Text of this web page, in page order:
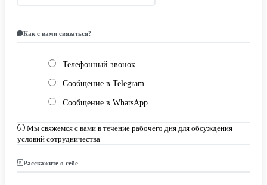
Как с вами связаться?
Телефонный звонок
Сообщение в Telegram
Сообщение в WhatsApp
Мы свяжемся с вами в течение рабочего дня для обсуждения
условий сотрудничества
Расскажите о себе